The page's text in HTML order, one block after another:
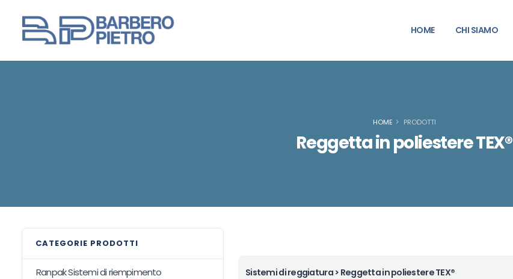
HOME CHI SIAMO
HOME PRODOTTI
Reggetta in poliestere TEX®
CATEGORIE PRODOTTI
Ranpak Sistemi di riempimento Sistemi di reggiatura> Reggetta in poliestere TEX®